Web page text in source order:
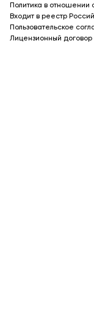
Политика в отношении
Входит в реестр
Пользовательское
Лицензионный договор